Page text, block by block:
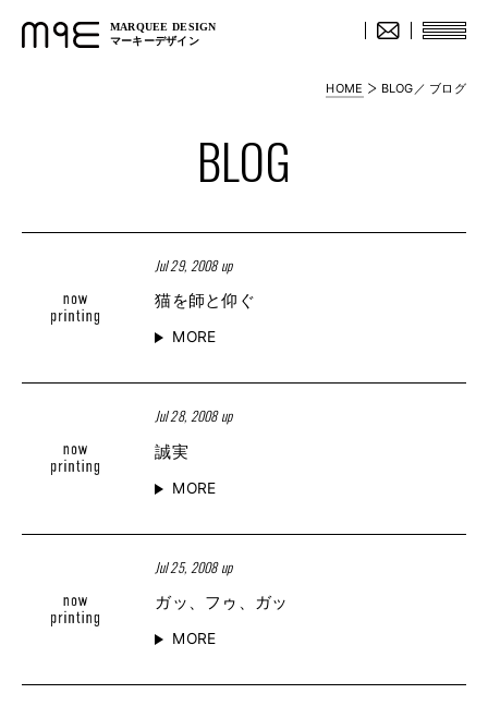
MARQUEE DESIGN
マーキーデザイン
HOME BLOG／ ブログ
BLOG
Jul 29, 2008 up
猫を師と仰ぐ
MORE
Jul 28, 2008 up
誠実
MORE
Jul 25, 2008 up
ガッ、フゥ、ガッ
MORE